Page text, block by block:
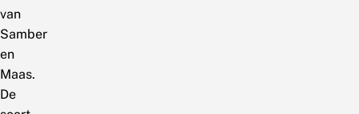
van
Samber
en
Maas.
De